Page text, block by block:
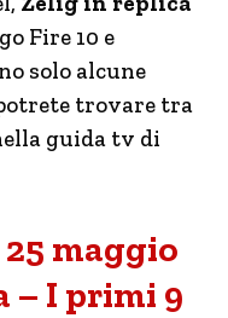
Fire 10 e
solo alcune
trovare tra
guida tv di
maggio
– I primi 9